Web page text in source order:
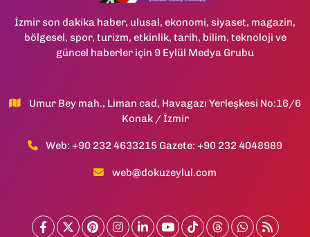
İzmir son dakika haber, ulusal, ekonomi, siyaset, magazin,
bölgesel, spor, turizm, etkinlik, tarih, bilim, teknoloji ve
güncel haberler için 9 Eylül Medya Grubu
Umur Bey mah., Liman cad, Havagazı Yerleşkesi No:16/6
Konak / İzmir
Web: +90 232 4633215 Gazete: +90 232 4048989
web@dokuzeylul.com